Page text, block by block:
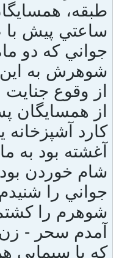
طبقه،
ساعتي پيش با
جواني که دو
شوهرش به اين
از وقوع
از همسايگان
کارد
آغشته بود به
شام خوردن
جواني را
شوهرم را
که با سيمايي